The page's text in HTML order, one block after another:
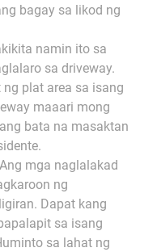
bagay sa likod ng
namin ito sa
sa driveway.
plat area sa isang
maaari mong
bata na masaktan
mga naglalakad
ng
Dapat kang
sa isang
sa lahat ng